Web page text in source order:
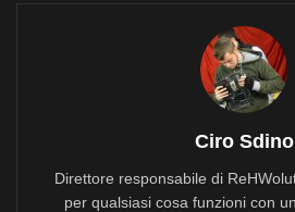
Ciro Sdino
Direttore responsabile di
per qualsiasi cosa funzioni con